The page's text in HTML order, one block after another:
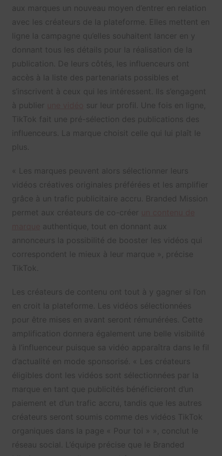
aux marques un nouveau moyen d’entrer en relation
avec les créateurs de la plateforme. Elles mettent en
ligne la campagne qu’elles souhaitent lancer en y
donnant tous les détails pour la réalisation de la
publication. De leurs côtés, les influenceurs ont
accès à la liste des partenariats possibles et
s’inscrivent à ceux qui les intéressent. Ils s’engagent
à publier
sur leur profil. Une fois en ligne,
TikTok fait une pré-sélection des publications des
influenceurs. La marque choisit celle qui lui plaît le
plus.
« Les marques peuvent alors sélectionner leurs
vidéos créatives originales préférées et les amplifier
grâce à un trafic publicitaire accru. Branded Mission
permet aux créateurs de co-créer
authentique, tout en donnant aux
annonceurs la possibilité de booster les vidéos qui
correspondent le mieux à leur marque », précise
TikTok.
Les créateurs de contenu ont tout à y gagner si l’on
en croit la plateforme. Les vidéos sélectionnées
pour être mises en avant seront rémunérées. Cette
amplification donnera également une belle visibilité
à l’influenceur puisque sa vidéo apparaîtra dans le fil
d’actualité en mode sponsorisé. « Les créateurs
éligibles dont les vidéos sont sélectionnées par la
marque en tant que publicités bénéficieront d’un
paiement et d’un trafic accru, tandis que les autres
créateurs seront soumis comme des vidéos TikTok
organiques dans la page « Pour toi » », conclut le
réseau social. L’équipe précise que le Branded